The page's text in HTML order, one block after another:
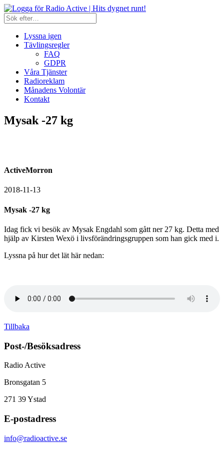
Lyssna igen
Tävlingsregler
FAQ
GDPR
Våra Tjänster
Radioreklam
Månadens Volontär
Kontakt
Mysak -27 kg
ActiveMorron
2018-11-13
Mysak -27 kg
Idag fick vi besök av Mysak Engdahl som gått ner 27 kg. Detta med
hjälp av Kirsten Wexö i livsförändringsgruppen som han gick med i.
Lyssna på hur det lät här nedan:
Tillbaka
Post-/Besöksadress
Radio Active
Bronsgatan 5
271 39Ystad
E-postadress
info@radioactive.se